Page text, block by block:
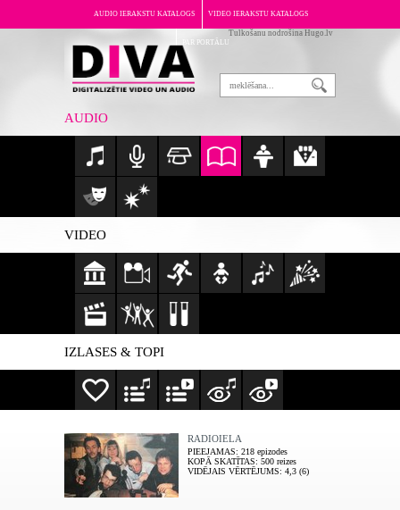
AUDIO IERAKSTU KATALOGS VIDEO IERAKSTU KATALOGS
PAR PORTĀLU
Tulkošanu nodrošina Hugo.lv
AUDIO
VIDEO
IZLASES & TOPI
RADIOIELA
PIEEJAMAS: 218 epizodes
KOPĀ SKATĪTAS: 500 reizes
VIDĒJAIS VĒRTĒJUMS: 4,3 (6)